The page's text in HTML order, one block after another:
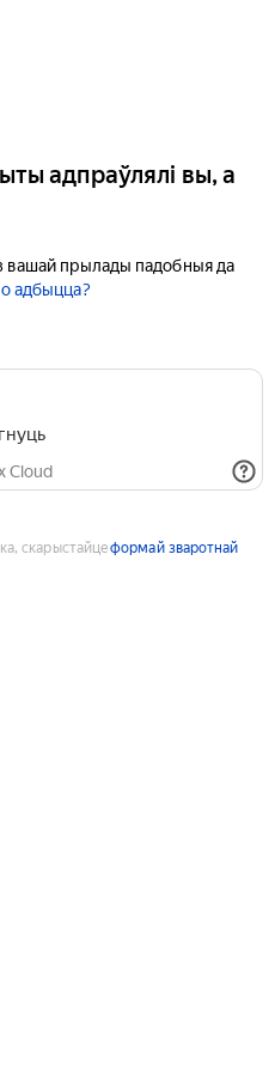
адпраўлялі вы, а
вашай прылады падобныя да
адбыцца?
Cloud
скарыстайцеформай зваротнай